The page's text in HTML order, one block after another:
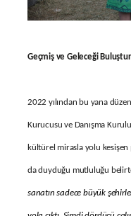
Geçmiş ve Geleceği
2022 yılından bu yana
Kurucusu ve Danışma
kültürel mirasla yolu kesişen
da duyduğu mutluluğu
sanatın sadece büyük